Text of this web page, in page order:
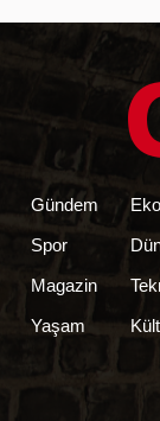
Gündem
Spor
Magazin
Yaşam